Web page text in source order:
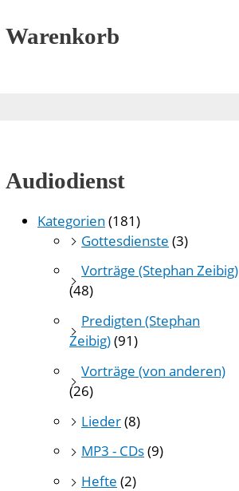
Warenkorb
Audiodienst
Kategorien (181)
Gottesdienste (3)
Vorträge (Stephan Zeibig)
(48)
Predigten (Stephan
Zeibig)(91)
Vorträge (von anderen)
(26)
Lieder(8)
MP3 - CDs(9)
Hefte (2)